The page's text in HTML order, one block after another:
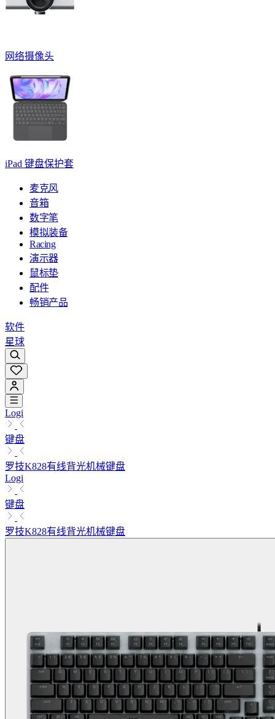
网络摄像头
iPad 键盘保护套
麦克风
音箱
数字笔
模拟装备
Racing
演示器
鼠标垫
配件
畅销产品
软件
星球
Logi
键盘
罗技K828有线背光机械键盘
Logi
键盘
罗技K828有线背光机械键盘